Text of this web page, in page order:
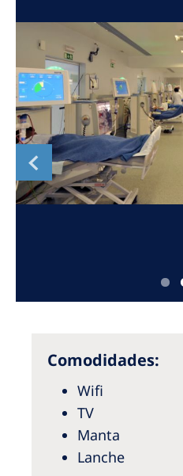
Russia
Serbia
Slovakia
Slovenia
Spain
Sweden
Asia Pacific
Australia
Philippines
North America
United States of America
Comodidades:
Wifi
TV
Manta
Lanche